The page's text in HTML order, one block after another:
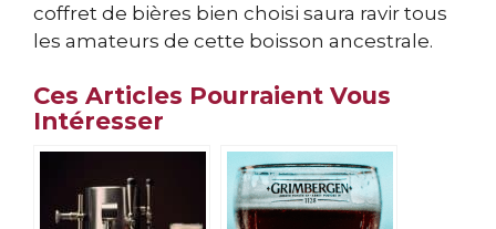
coffret de bières bien choisi saura ravir tous
les amateurs de cette boisson ancestrale.
Ces Articles Pourraient Vous
Intéresser